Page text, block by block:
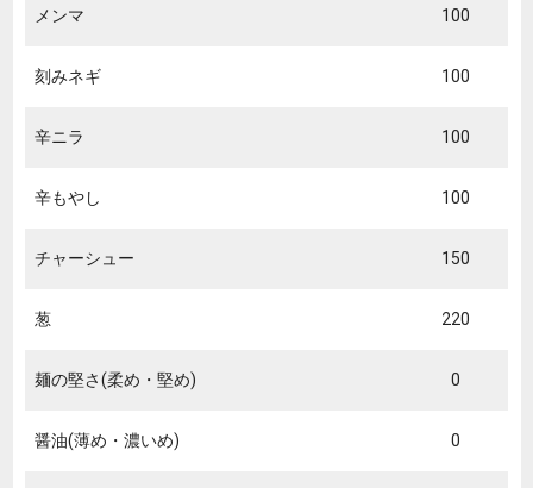
メンマ 100
刻みネギ 100
辛ニラ 100
辛もやし 100
チャーシュー 150
葱 220
麺の堅さ(柔め・堅め) 0
醤油(薄め・濃いめ) 0